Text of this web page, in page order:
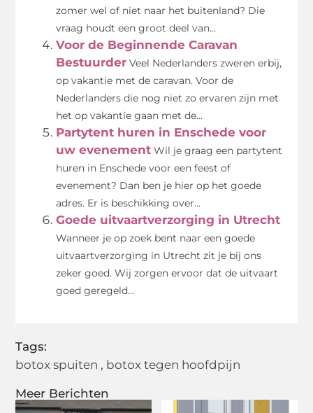
Meer Berichten
zomer wel of niet naar het buitenland? Die
vraag houdt een groot deel van...
Voor de Beginnende Caravan
Bestuurder Veel Nederlanders zweren erbij,
op vakantie met de caravan. Voor de
Nederlanders die nog niet zo ervaren zijn met
het op vakantie gaan met de...
Partytent huren in Enschede voor
uw evenement Wil je graag een partytent
huren in Enschede voor een feest of
evenement? Dan ben je hier op het goede
adres. Er is beschikking over...
Goede uitvaartverzorging in Utrecht
Wanneer je op zoek bent naar een goede
uitvaartverzorging in Utrecht zit je bij ons
zeker goed. Wij zorgen ervoor dat de uitvaart
goed geregeld...
Tags:
botox spuiten , botox tegen hoofdpijn